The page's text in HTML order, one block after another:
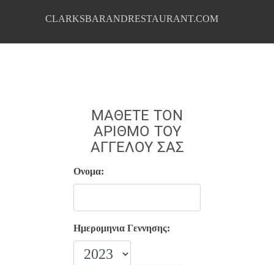
CLARKSBARANDRESTAURANT.COM
ΜΆΘΕΤΕ ΤΟΝ
ΑΡΙΘΜΌ ΤΟΥ
ΑΓΓΈΛΟΥ ΣΑΣ
Ονομα:
Ημερομηνια Γεννησης: